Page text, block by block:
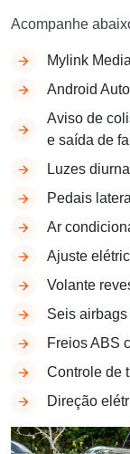
Acompanhe
Mylink
Android
Aviso de
e saída de
Luzes
Pedais
Ar
Ajuste
Volante
Seis airbags
Freios ABS
Controle de
Direção